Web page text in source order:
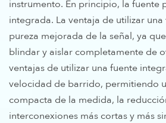
instrumento. En principio, la fuente
integrada. La ventaja de utilizar
pureza mejorada de la señal, ya
blindar y aislar completamente de
ventajas de utilizar una fuente
velocidad de barrido, permitiendo
compacta de la medida, la
interconexiones más cortas y más